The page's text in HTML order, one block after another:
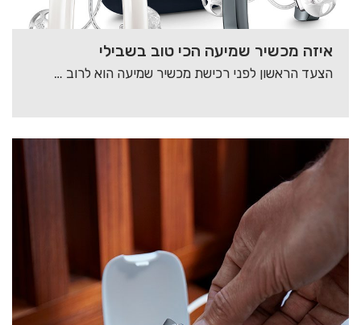
איזה מכשיר שמיעה הכי טוב בשבילי
הצעד הראשון לפני רכישת מכשיר שמיעה הוא לרוב הקשה ביותר, רבים מהאנשים הזקוקים למכשיר שמיעה…